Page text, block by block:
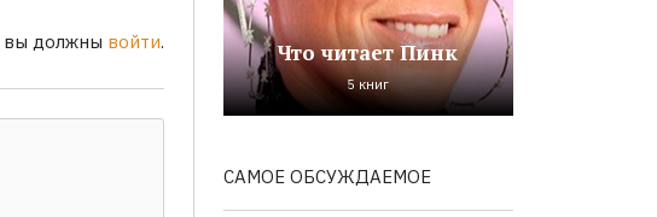
вы должны войти. Что читает Пинк
5 книг
САМОЕ ОБСУЖДАЕМОЕ